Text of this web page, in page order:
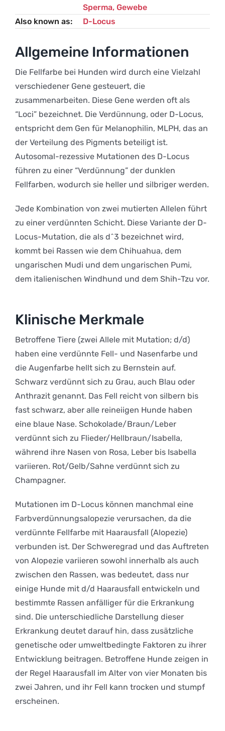
Sperma, Gewebe
Also known as
D-Locus
Allgemeine Informationen
Die Fellfarbe bei Hunden wird durch eine Vielzahl
verschiedener Gene gesteuert, die
zusammenarbeiten. Diese Gene werden oft als
“Loci” bezeichnet. Die Verdünnung, oder D-Locus,
entspricht dem Gen für Melanophilin, MLPH, das an
der Verteilung des Pigments beteiligt ist.
Autosomal-rezessive Mutationen des D-Locus
führen zu einer “Verdünnung” der dunklen
Fellfarben, wodurch sie heller und silbriger werden.
Jede Kombination von zwei mutierten Allelen führt
zu einer verdünnten Schicht. Diese Variante der D-
Locus-Mutation, die als d^3 bezeichnet wird,
kommt bei Rassen wie dem Chihuahua, dem
ungarischen Mudi und dem ungarischen Pumi,
dem italienischen Windhund und dem Shih-Tzu vor.
Klinische Merkmale
Betroffene Tiere (zwei Allele mit Mutation; d/d)
haben eine verdünnte Fell- und Nasenfarbe und
die Augenfarbe hellt sich zu Bernstein auf.
Schwarz verdünnt sich zu Grau, auch Blau oder
Anthrazit genannt. Das Fell reicht von silbern bis
fast schwarz, aber alle reineiigen Hunde haben
eine blaue Nase. Schokolade/Braun/Leber
verdünnt sich zu Flieder/Hellbraun/Isabella,
während ihre Nasen von Rosa, Leber bis Isabella
variieren. Rot/Gelb/Sahne verdünnt sich zu
Champagner.
Mutationen im D-Locus können manchmal eine
Farbverdünnungsalopezie verursachen, da die
verdünnte Fellfarbe mit Haarausfall (Alopezie)
verbunden ist. Der Schweregrad und das Auftreten
von Alopezie variieren sowohl innerhalb als auch
zwischen den Rassen, was bedeutet, dass nur
einige Hunde mit d/d Haarausfall entwickeln und
bestimmte Rassen anfälliger für die Erkrankung
sind. Die unterschiedliche Darstellung dieser
Erkrankung deutet darauf hin, dass zusätzliche
genetische oder umweltbedingte Faktoren zu ihrer
Entwicklung beitragen. Betroffene Hunde zeigen in
der Regel Haarausfall im Alter von vier Monaten bis
zwei Jahren, und ihr Fell kann trocken und stumpf
erscheinen.